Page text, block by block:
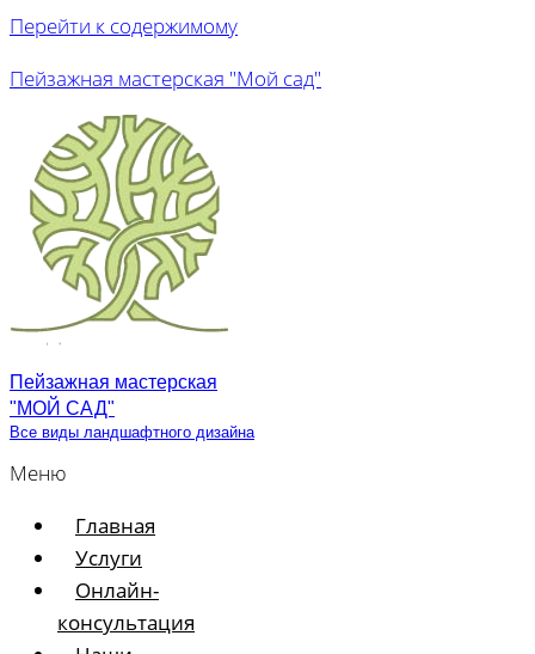
Перейти к содержимому
Пейзажная мастерская "Мой сад"
Пейзажная мастерская
"МОЙ САД"
Все виды ландшафтного дизайна
Меню
Главная
Услуги
Онлайн-
консультация